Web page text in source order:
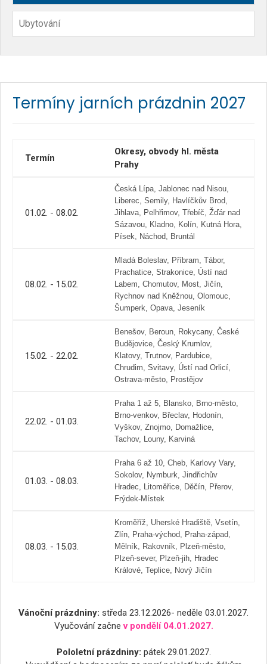
Ubytování
Termíny jarních prázdnin 2027
Termín
Okresy, obvody hl. města
Prahy
01.02. - 08.02.
Česká Lípa, Jablonec nad Nisou,
Liberec, Semily, Havlíčkův Brod,
Jihlava, Pelhřimov, Třebíč, Žďár nad
Sázavou, Kladno, Kolín, Kutná Hora,
Písek, Náchod, Bruntál
08.02. - 15.02.
Mladá Boleslav, Příbram, Tábor,
Prachatice, Strakonice, Ústí nad
Labem, Chomutov, Most, Jičín,
Rychnov nad Kněžnou, Olomouc,
Šumperk, Opava, Jeseník
15.02. - 22.02.
Benešov, Beroun, Rokycany, České
Budějovice, Český Krumlov,
Klatovy, Trutnov, Pardubice,
Chrudim, Svitavy, Ústí nad Orlicí,
Ostrava-město, Prostějov
22.02. - 01.03.
Praha 1 až 5, Blansko, Brno-město,
Brno-venkov, Břeclav, Hodonín,
Vyškov, Znojmo, Domažlice,
Tachov, Louny, Karviná
01.03. - 08.03.
Praha 6 až 10, Cheb, Karlovy Vary,
Sokolov, Nymburk, Jindřichův
Hradec, Litoměřice, Děčín, Přerov,
Frýdek-Místek
08.03. - 15.03.
Kroměříž, Uherské Hradiště, Vsetín,
Zlín, Praha-východ, Praha-západ,
Mělník, Rakovník, Plzeň-město,
Plzeň-sever, Plzeň-jih, Hradec
Králové, Teplice, Nový Jičín
Vánoční prázdniny: středa 23.12.2026- neděle 03.01.2027.
Vyučování začnev pondělí 04.01.2027.
Pololetní prázdniny: pátek 29.01.2027.